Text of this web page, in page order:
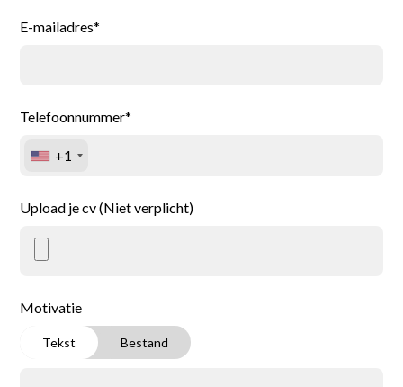
E-mailadres*
Telefoonnummer*
+1
Upload je cv (Niet verplicht)
Motivatie
Tekst Bestand